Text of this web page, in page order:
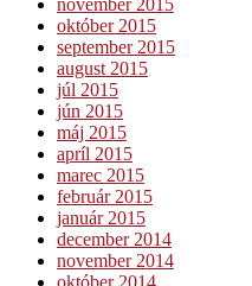
október 2015
september 2015
august 2015
júl 2015
jún 2015
máj 2015
apríl 2015
marec 2015
február 2015
január 2015
december 2014
november 2014
október 2014